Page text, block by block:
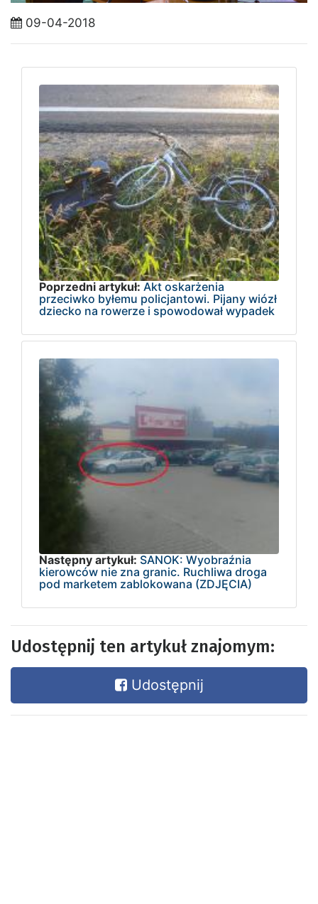
09-04-2018
Poprzedni artykuł: Akt oskarżenia
przeciwko byłemu policjantowi. Pijany wiózł
dziecko na rowerze i spowodował wypadek
Następny artykuł: SANOK: Wyobraźnia
kierowców nie zna granic. Ruchliwa droga
pod marketem zablokowana (ZDJĘCIA)
Udostępnij ten artykuł znajomym:
Udostępnij